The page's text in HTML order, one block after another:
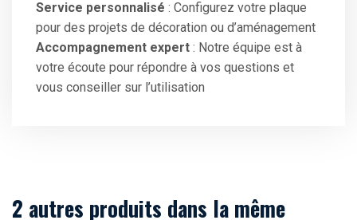
Service personnalisé : Configurez votre plaque
pour des projets de décoration ou d’aménagement
Accompagnement expert : Notre équipe est à
votre écoute pour répondre à vos questions et
vous conseiller sur l’utilisation
2 autres produits dans la même